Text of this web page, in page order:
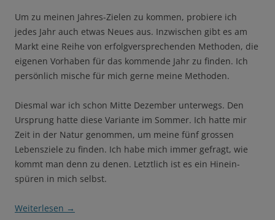
Um zu meinen Jahres-Zielen zu kommen, probiere ich
jedes Jahr auch etwas Neues aus. Inzwischen gibt es am
Markt eine Reihe von erfolgversprechenden Methoden, die
eigenen Vorhaben für das kommende Jahr zu finden. Ich
persönlich mische für mich gerne meine Methoden.
Diesmal war ich schon Mitte Dezember unterwegs. Den
Ursprung hatte diese Variante im Sommer. Ich hatte mir
Zeit in der Natur genommen, um meine fünf grossen
Lebensziele zu finden. Ich habe mich immer gefragt, wie
kommt man denn zu denen. Letztlich ist es ein Hinein-
spüren in mich selbst.
Weiterlesen →